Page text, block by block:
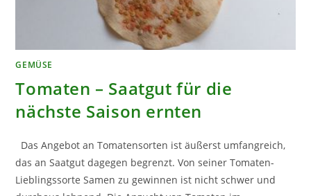
GEMÜSE
Tomaten – Saatgut für die
nächste Saison ernten
Das Angebot an Tomatensorten ist äußerst umfangreich,
das an Saatgut dagegen begrenzt. Von seiner Tomaten-
Lieblingssorte Samen zu gewinnen ist nicht schwer und